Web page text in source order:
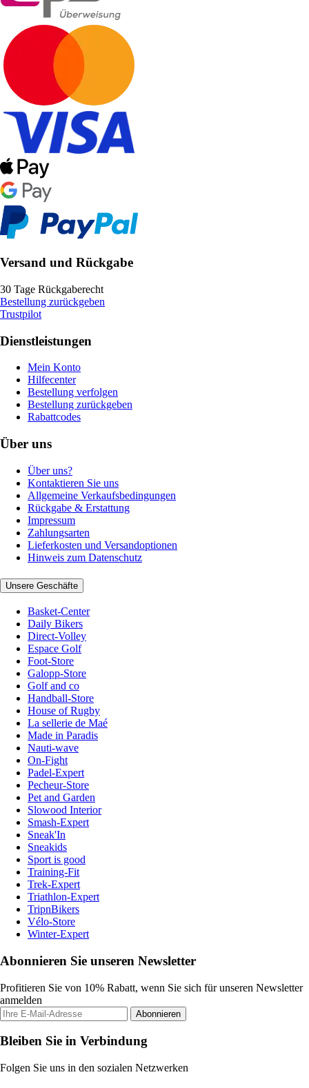
Versand und Rückgabe
30 Tage Rückgaberecht
Bestellung zurückgeben
Trustpilot
Dienstleistungen
Mein Konto
Hilfecenter
Bestellung verfolgen
Bestellung zurückgeben
Rabattcodes
Über uns
Über uns?
Kontaktieren Sie uns
Allgemeine Verkaufsbedingungen
Rückgabe & Erstattung
Impressum
Zahlungsarten
Lieferkosten und Versandoptionen
Hinweis zum Datenschutz
Unsere Geschäfte
Basket-Center
Daily Bikers
Direct-Volley
Espace Golf
Foot-Store
Galopp-Store
Golf and co
Handball-Store
House of Rugby
La sellerie de Maé
Made in Paradis
Nauti-wave
On-Fight
Padel-Expert
Pecheur-Store
Pet and Garden
Slowood Interior
Smash-Expert
Sneak'In
Sneakids
Sport is good
Training-Fit
Trek-Expert
Triathlon-Expert
TripnBikers
Vélo-Store
Winter-Expert
Abonnieren Sie unseren Newsletter
Profitieren Sie von 10% Rabatt, wenn Sie sich für unseren Newsletter
anmelden
Abonnieren
Bleiben Sie in Verbindung
Folgen Sie uns in den sozialen Netzwerken